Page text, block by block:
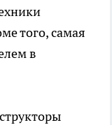
того, самая
в